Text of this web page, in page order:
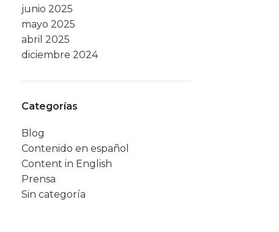
junio 2025
mayo 2025
abril 2025
diciembre 2024
Categorías
Blog
Contenido en español
Content in English
Prensa
Sin categoría